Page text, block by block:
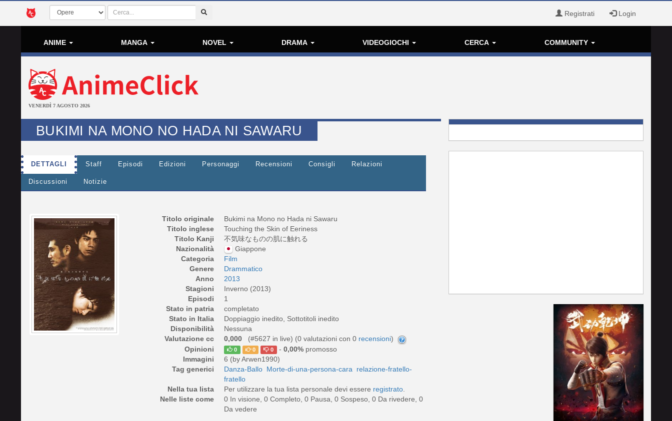
Registrati Login
ANIME MANGA NOVEL DRAMA VIDEOGIOCHI CERCA COMMUNITY
VENERDÌ 7 AGOSTO 2026
BUKIMI NA MONO NO HADA NI SAWARU
DETTAGLI Staff Episodi Edizioni Personaggi Recensioni Consigli Relazioni
Discussioni Notizie
Titolo originale
Bukimi na Mono no Hada ni Sawaru
Titolo inglese
Touching the Skin of Eeriness
Titolo Kanji
不気味なものの肌に触れる
Nazionalità
Giappone
Categoria
Film
Genere
Drammatico
Anno
2013
Stagioni
Inverno (2013)
Episodi
1
Stato in patria
completato
Stato in Italia
Doppiaggio inedito, Sottotitoli inedito
Disponibilità
Nessuna
Valutazione cc
0,000 (#5627 in live) (0 valutazioni con 0 recensioni)
Opinioni
0 0 0 - 0,00%promosso
Immagini
6 (by Arwen1990)
Tag generici
Danza-Ballo Morte-di-una-persona-cara
relazione-fratello-
fratello
Nella tua lista
Per utilizzare la tua lista personale devi essere registrato
Nelle liste come
0 In visione, 0 Completo, 0 Pausa, 0 Sospeso, 0 Da rivedere, 0
Da vedere